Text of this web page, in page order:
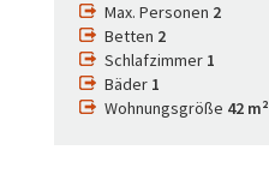
Max. Personen 2
Betten 2
Schlafzimmer 1
Bäder 1
Wohnungsgröße 42 m²